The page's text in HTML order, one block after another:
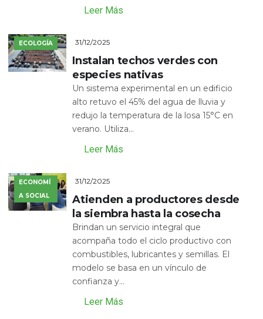
Leer Más
ECOLOGÍA 31/12/2025
Instalan techos verdes con
especies nativas
Un sistema experimental en un edificio
alto retuvo el 45% del agua de lluvia y
redujo la temperatura de la losa 15°C en
verano. Utiliza...
Leer Más
ECONOMÍ
A SOCIAL
31/12/2025
Atienden a productores desde
la siembra hasta la cosecha
Brindan un servicio integral que
acompaña todo el ciclo productivo con
combustibles, lubricantes y semillas. El
modelo se basa en un vínculo de
confianza y...
Leer Más